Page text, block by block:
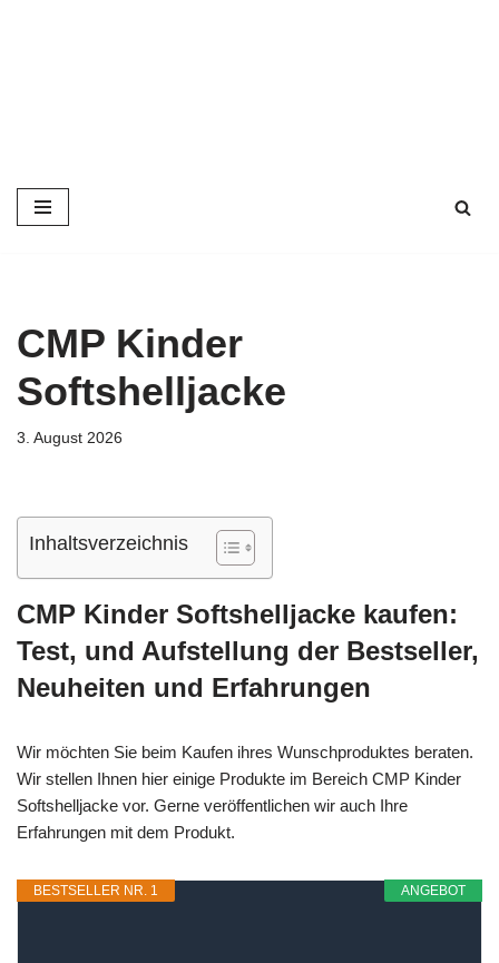
CMP Kinder
Softshelljacke
3. August 2026
Inhaltsverzeichnis
CMP Kinder Softshelljacke kaufen:
Test, und Aufstellung der Bestseller,
Neuheiten und Erfahrungen
Wir möchten Sie beim Kaufen ihres Wunschproduktes beraten.
Wir stellen Ihnen hier einige Produkte im Bereich CMP Kinder
Softshelljacke vor. Gerne veröffentlichen wir auch Ihre
Erfahrungen mit dem Produkt.
ANGEBOT
BESTSELLER NR. 1